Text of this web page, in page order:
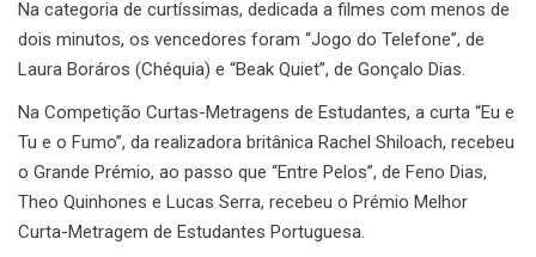
Na categoria de curtíssimas, dedicada a filmes com menos de
dois minutos, os vencedores foram “Jogo do Telefone”, de
Laura Boráros (Chéquia) e “Beak Quiet”, de Gonçalo Dias.
Na Competição Curtas-Metragens de Estudantes, a curta “Eu e
Tu e o Fumo”, da realizadora britânica Rachel Shiloach, recebeu
o Grande Prémio, ao passo que “Entre Pelos”, de Feno Dias,
Theo Quinhones e Lucas Serra, recebeu o Prémio Melhor
Curta-Metragem de Estudantes Portuguesa.